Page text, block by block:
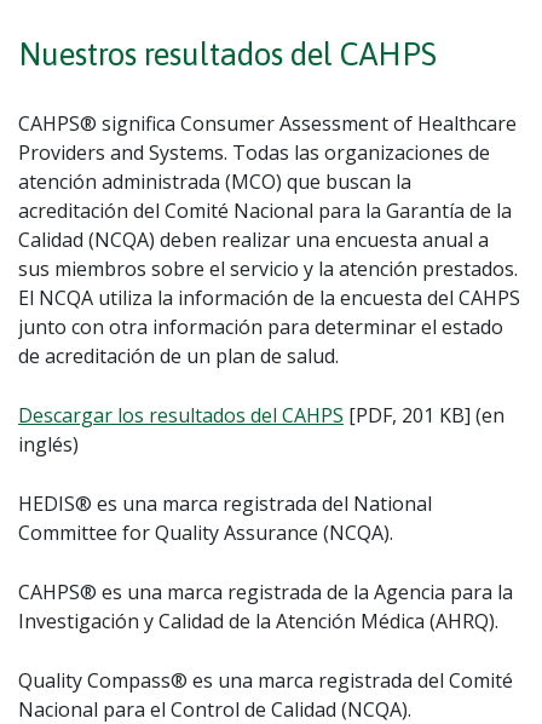
Nuestros resultados del CAHPS
CAHPS® significa Consumer Assessment of Healthcare
Providers and Systems. Todas las organizaciones de
atención administrada (MCO) que buscan la
acreditación del Comité Nacional para la Garantía de la
Calidad (NCQA) deben realizar una encuesta anual a
sus miembros sobre el servicio y la atención prestados.
El NCQA utiliza la información de la encuesta del CAHPS
junto con otra información para determinar el estado
de acreditación de un plan de salud.
Descargar los resultados del CAHPS [PDF, 201 KB] (en
inglés)
HEDIS® es una marca registrada del National
Committee for Quality Assurance (NCQA).
CAHPS® es una marca registrada de la Agencia para la
Investigación y Calidad de la Atención Médica (AHRQ).
Quality Compass® es una marca registrada del Comité
Nacional para el Control de Calidad (NCQA).